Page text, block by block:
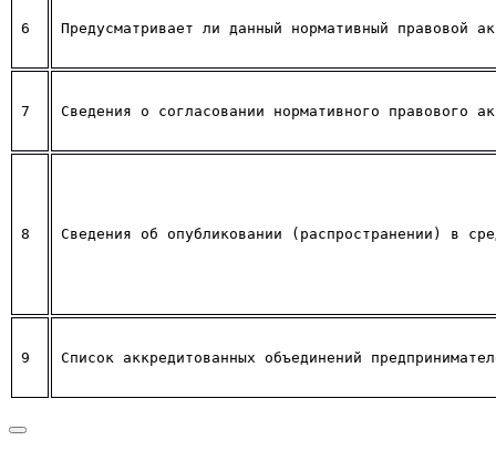
6 Предусматривает ли данный нормативный правовой
7 Сведения о согласовании нормативного правового
8 Сведения об опубликовании (распространении) в
9 Список аккредитованных объединений